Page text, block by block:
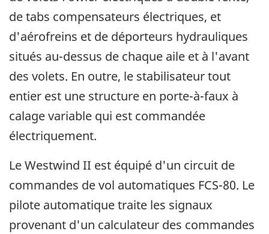
de tabs compensateurs électriques, et
d'aérofreins et de déporteurs hydrauliques
situés au-dessus de chaque aile et à l'avant
des volets. En outre, le stabilisateur tout
entier est une structure en porte-à-faux à
calage variable qui est commandée
électriquement.
Le Westwind II est équipé d'un circuit de
commandes de vol automatiques FCS-80. Le
pilote automatique traite les signaux
provenant d'un calculateur des commandes